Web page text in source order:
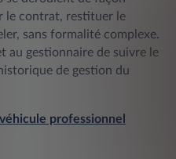
le contrat, restituer le
sans formalité complexe.
au gestionnaire de suivre le
de gestion du
professionnel